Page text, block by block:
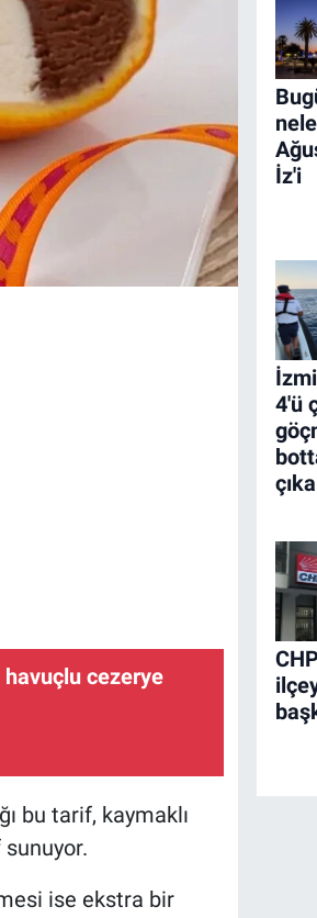
cezerye
bu tarif, kaymaklı
ise ekstra bir
İz'i
4'ü